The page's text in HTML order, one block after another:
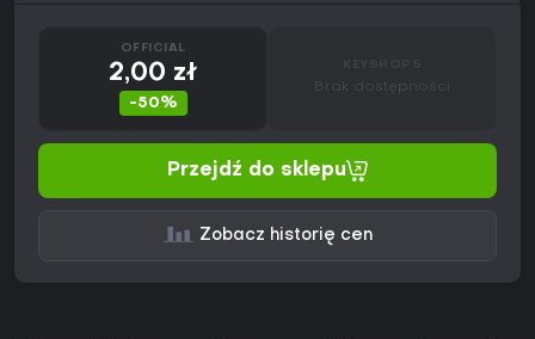
OFFICIAL
2,00 zł
-50%
Brak dostępności
Przejdź do sklepu
Zobacz historię cen